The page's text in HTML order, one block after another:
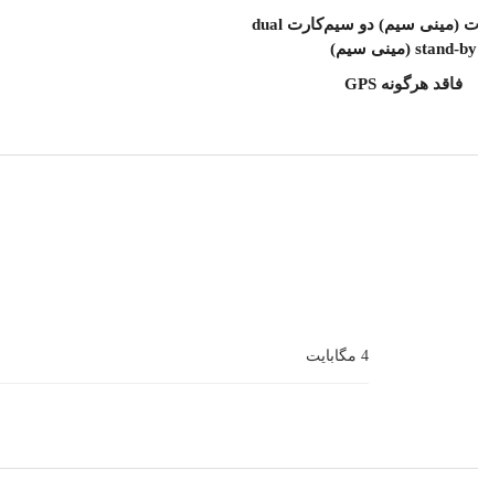
تک سیم‌کارت (مینی سیم) دو سیم‌کارت dual
stand-by (مینی سیم)
فاقد هرگونه GPS
4 مگابایت